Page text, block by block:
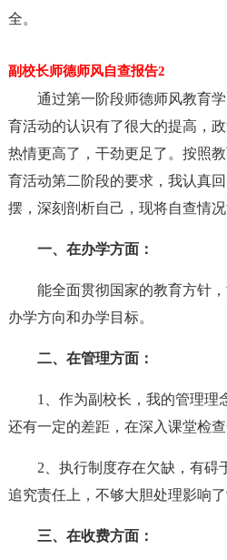
全。
副校长师德师风自查报告2
通过第一阶段师德师风教育
育活动的认识有了很大的提高，
热情更高了，干劲更足了。按照
育活动第二阶段的要求，我认真
摆，深刻剖析自己，现将自查情况
一、在办学方面：
能全面贯彻国家的教育方针
办学方向和办学目标。
二、在管理方面：
1、作为副校长，我的管理理
还有一定的差距，在深入课堂检
2、执行制度存在欠缺，有碍
追究责任上，不够大胆处理影响了
三、在收费方面：